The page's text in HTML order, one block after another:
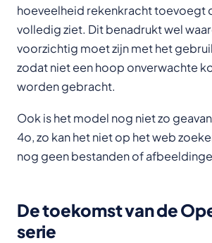
hoeveelheid rekenkracht toevoegt
volledig ziet. Dit benadrukt wel
voorzichtig moet zijn met het
zodat niet een hoop onverwachte
worden gebracht.
Ook is het model nog niet zo
4o, zo kan het niet op het web
nog geen bestanden of
De toekomst van de
serie